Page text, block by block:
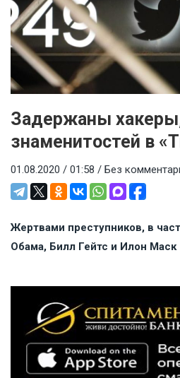
Задержаны
знаменитостей в
01.08.2020 / 01:58 / Без
Жертвами преступников, в
Обама, Билл Гейтс и Илон Маск